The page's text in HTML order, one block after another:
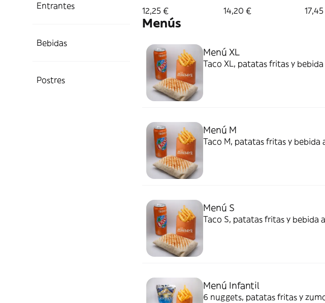
Entrantes
Bebidas
Postres
12,25 € 14,20 €
Menús
Menú XL
Taco XL, patatas fritas y bebida
Menú M
Taco M, patatas fritas y bebida
Menú S
Taco S, patatas fritas y bebida
Menú Infantil
6 nuggets, patatas fritas y